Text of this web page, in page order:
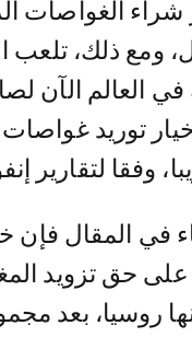
شراء الغواصات
ومع ذلك، تلعب
العالم الآن
وفقا لتقارير
في المقال
على حق تزويد